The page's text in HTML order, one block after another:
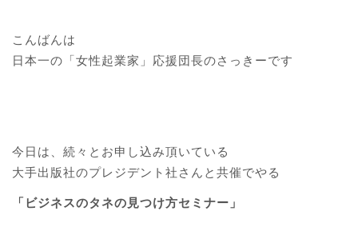
こんばんは
日本一の「女性起業家」応援団長のさっきーです
今日は、続々とお申し込み頂いている
大手出版社のプレジデント社さんと共催でやる
「ビジネスのタネの見つけ方セミナー」